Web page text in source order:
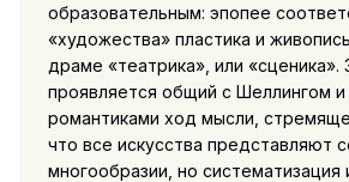
образовательным: эпопее
«художества» пластика и
драме «театрика», или «сценика».
проявляется общий с Шеллингом
романтиками ход мысли,
что все искусства представляют
многообразии, но систематизация